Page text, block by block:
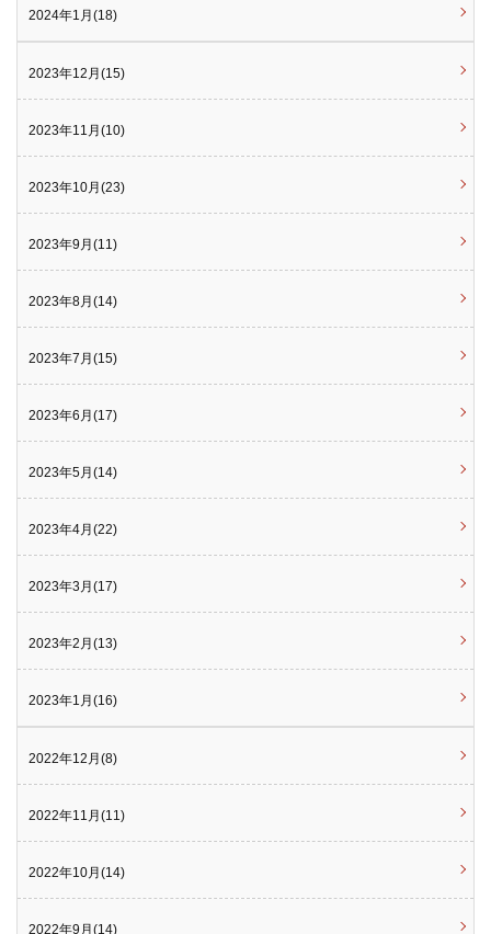
2024年1月(18)
2023年12月(15)
2023年11月(10)
2023年10月(23)
2023年9月(11)
2023年8月(14)
2023年7月(15)
2023年6月(17)
2023年5月(14)
2023年4月(22)
2023年3月(17)
2023年2月(13)
2023年1月(16)
2022年12月(8)
2022年11月(11)
2022年10月(14)
2022年9月(14)